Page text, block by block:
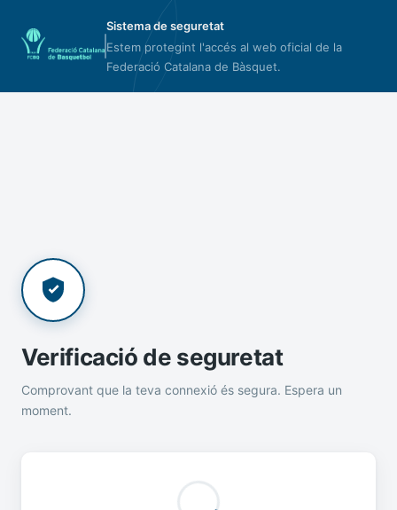
Sistema de seguretat
Estem protegint l'accés al web oficial de la
Federació Catalana de Bàsquet.
Verificació de seguretat
Comprovant que la teva connexió és segura. Espera un
moment.